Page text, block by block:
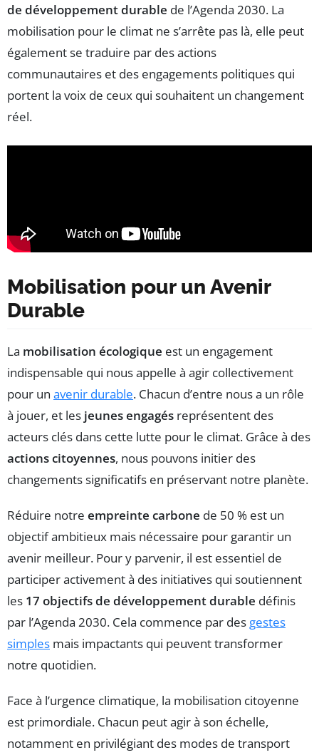
de développement durable de l’Agenda 2030. La
mobilisation pour le climat ne s’arrête pas là, elle peut
également se traduire par des actions
communautaires et des engagements politiques qui
portent la voix de ceux qui souhaitent un changement
réel.
Mobilisation pour un Avenir
Durable
La mobilisation écologique est un engagement
indispensable qui nous appelle à agir collectivement
pour un avenir durable. Chacun d’entre nous a un rôle
à jouer, et les jeunes engagés représentent des
acteurs clés dans cette lutte pour le climat. Grâce à des
actions citoyennes, nous pouvons initier des
changements significatifs en préservant notre planète.
Réduire notre empreinte carbone de 50 % est un
objectif ambitieux mais nécessaire pour garantir un
avenir meilleur. Pour y parvenir, il est essentiel de
participer activement à des initiatives qui soutiennent
les 17 objectifs de développement durable définis
par l’Agenda 2030. Cela commence par des gestes
simples mais impactants qui peuvent transformer
notre quotidien.
Face à l’urgence climatique, la mobilisation citoyenne
est primordiale. Chacun peut agir à son échelle,
notamment en privilégiant des modes de transport